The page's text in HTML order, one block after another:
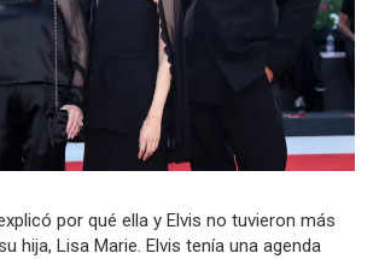
por qué ella y Elvis no tuvieron más
hija, Lisa Marie. Elvis tenía una agenda